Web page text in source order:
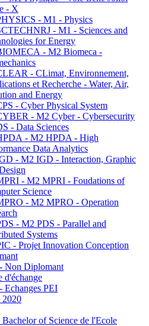
- X
- M1 - Physics
- M1 - Sciences and
for Energy
- M2 Biomeca -
- CLimat, Environnement,
et Recherche - Water, Air,
and Energy
- Cyber Physical System
- M2 Cyber - Cybersecurity
- Data Sciences
- M2 HPDA - High
Data Analytics
- M2 IGD - Interaction, Graphic
- M2 MPRI - Foudations of
Science
- M2 MPRO - Operation
- M2 PDS - Parallel and
Systems
- Projet Innovation Conception
Non Diplomant
d'échange
Echanges PEI
2020
of Science de l'Ecole